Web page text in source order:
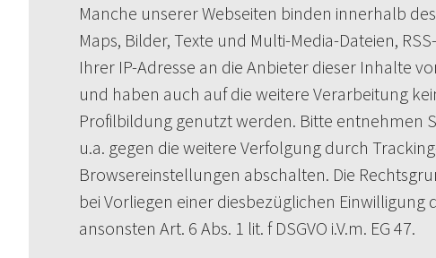
Manche unserer Webseiten binden innerhalb
Maps, Bilder, Texte und Multi-Media-Dateien,
Ihrer IP-Adresse an die Anbieter dieser Inhalte
und haben auch auf die weitere Verarbeitung
Profilbildung genutzt werden. Bitte entnehmen
u.a. gegen die weitere Verfolgung durch
Browsereinstellungen abschalten. Die
bei Vorliegen einer diesbezüglichen Einwilligung
ansonsten Art. 6 Abs. 1 lit. f DSGVO i.V.m. EG 47.